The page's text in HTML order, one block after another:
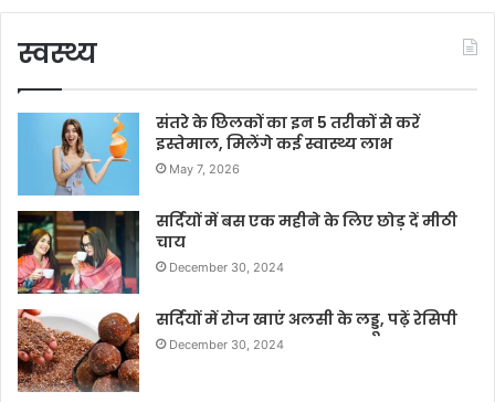
स्वस्थ्य
संतरे के छिलकों का इन 5 तरीकों से करें
इस्तेमाल, मिलेंगे कई स्वास्थ्य लाभ
May 7, 2026
सर्दियों में बस एक महीने के लिए छोड़ दें मीठी
चाय
December 30, 2024
सर्दियों में रोज खाएं अलसी के लड्डू, पढ़ें रेसिपी
December 30, 2024